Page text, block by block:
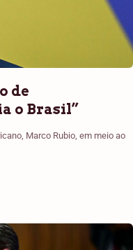
de
o Brasil”
Marco Rubio, em meio ao